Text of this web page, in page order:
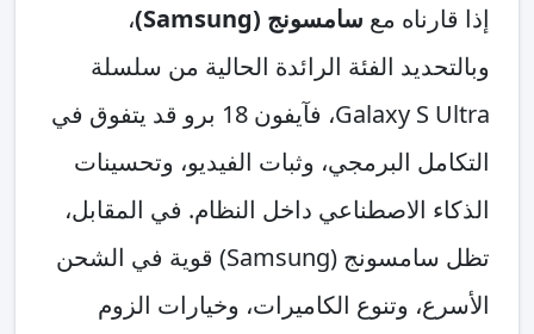
إذا قارناه مع سامسونج (Samsung)
،
وبالتحديد الفئة الرائدة الحالية من سلسلة
Galaxy S Ultra، فآيفون 18 برو قد يتفوق في
التكامل البرمجي، وثبات الفيديو، وتحسينات
الذكاء الاصطناعي داخل النظام. في المقابل،
تظل سامسونج (Samsung) قوية في الشحن
الأسرع، وتنوع الكاميرات، وخيارات الزوم